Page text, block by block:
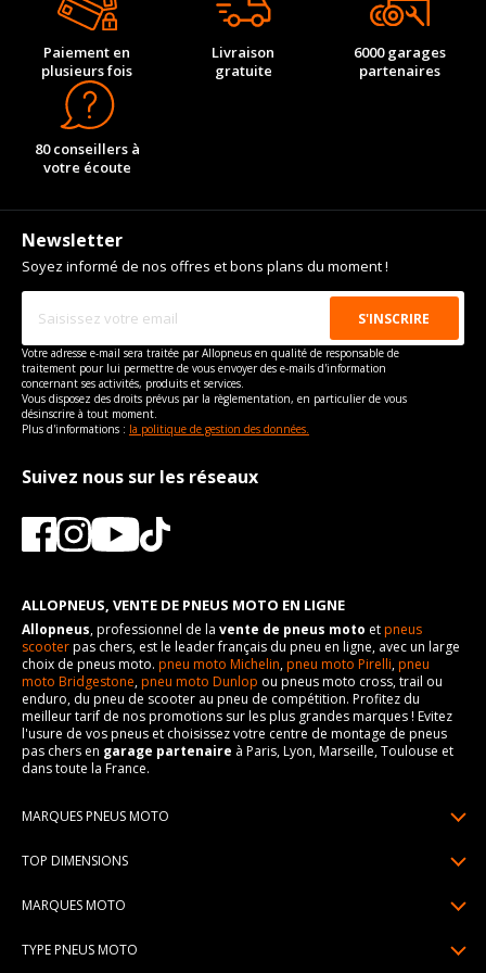
Paiement en
plusieurs fois
Livraison
gratuite
6000 garages
partenaires
80 conseillers à
votre écoute
Newsletter
Soyez informé de nos offres et bons plans du moment !
Votre adresse e-mail sera traitée par Allopneus en qualité de responsable de
traitement pour lui permettre de vous envoyer des e-mails d'information
concernant ses activités, produits et services.
Vous disposez des droits prévus par la règlementation, en particulier de vous
désinscrire à tout moment.
Plus d'informations : la politique de gestion des données.
Suivez nous sur les réseaux
ALLOPNEUS, VENTE DE PNEUS MOTO EN LIGNE
Allopneus, professionnel de la vente de pneus moto etpneus
scooterpas chers, est le leader français du pneu en ligne, avec un large
choix de pneus moto. pneu moto Michelin,pneu moto Pirelli,pneu
moto Bridgestone,pneu moto Dunlop ou pneus moto cross, trail ou
enduro, du pneu de scooter au pneu de compétition. Profitez du
meilleur tarif de nos promotions sur les plus grandes marques ! Evitez
l'usure de vos pneus et choisissez votre centre de montage de pneus
pas chers en garage partenaire à Paris, Lyon, Marseille, Toulouse et
dans toute la France.
MARQUES PNEUS MOTO
Pneus Continental
TOP DIMENSIONS
150/70R17
MARQUES MOTO
TYPE PNEUS MOTO